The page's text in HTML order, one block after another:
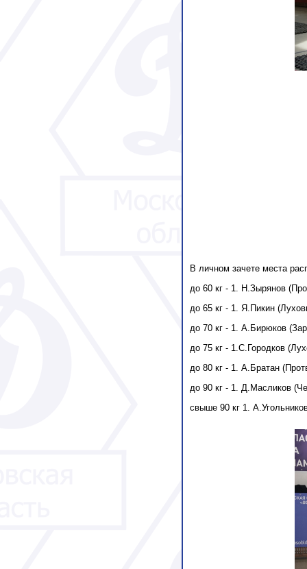
В личном зачете места
до 60 кг - 1. Н.Зырянов
до 65 кг - 1. Я.Пикин
до 70 кг - 1. А.Бирюков
до 75 кг - 1.С.Городков
до 80 кг - 1. А.Братан
до 90 кг - 1. Д.Масликов
свыше 90 кг 1.